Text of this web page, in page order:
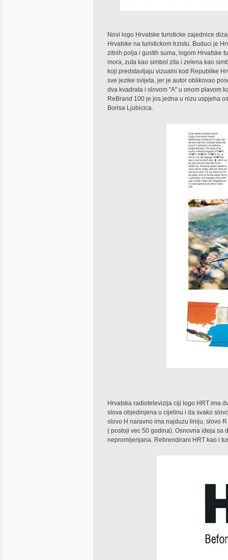
Novi logo Hrvatske turisticke zajednice
Hrvatske na turistickom trzistu. Buduci je
zitnih polja i gustih suma, logom Hrvatske
mora, zuta kao simbol zita i zelena kao
koji predstavljaju vizualni kod Republike
sve jezike svijeta, jer je autor oblikovao
dva kvadrata i slovom "A" u onom plavom
ReBrand 100 je jos jedna u nizu uspjeha
Borisa Ljubicica.
Hrvatska radiotelevizija ciji logo HRT ima
slova objedinjena u cijelinu i da svako
slovo H naravno ima najduzu liniju, slovo
( postoji vec 50 godina). Osnovna ideja sa
nepromijenjana. Rebrendirani HRT kao i